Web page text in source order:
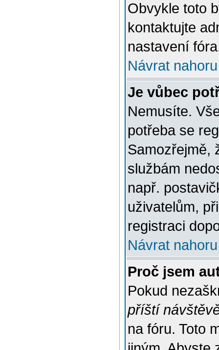
Obvykle toto
kontaktujte
nastavení
Návrat nahoru
Je vůbec
Nemusíte.
potřeba se
Samozřejmě,
službám
např.
uživatelům,
registraci
Návrat nahoru
Proč jsem
Pokud
příští
na fóru. Toto